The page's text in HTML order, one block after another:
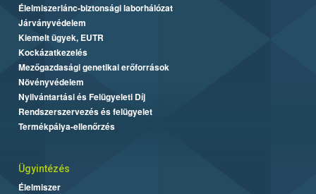
Élelmiszerlánc-biztonsági laborhálózat
Járványvédelem
Kiemelt ügyek, EUTR
Kockázatkezelés
Mezőgazdasági genetikai erőforrások
Növényvédelem
Nyilvántartási és Felügyeleti Díj
Rendszerszervezés és felügyelet
Termékpálya-ellenőrzés
Ügyintézés
Élelmiszer